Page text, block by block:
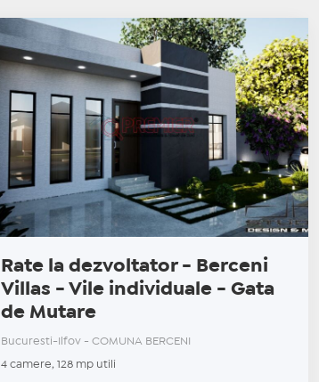
Rate la dezvoltator - Berceni
Villas - Vile individuale - Gata
de Mutare
Bucuresti-Ilfov - COMUNA BERCENI
4 camere, 128 mp utili